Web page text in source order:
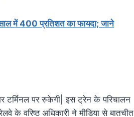
में 400 प्रतिशत का फायदा; जाने
टर्मिनल पर रुकेगी| इस ट्रेन के परिचालन
के वरिष्ठ अधिकारी ने मीडिया से बातचीत